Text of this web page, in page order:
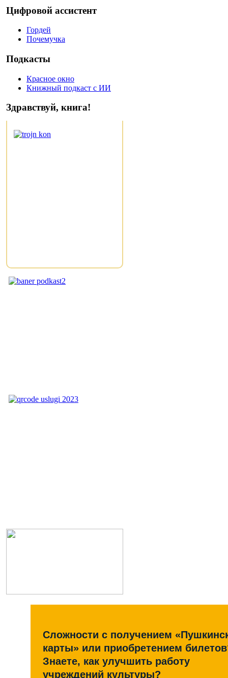
Цифровой ассистент
Гордей
Почемучка
Подкасты
Красное окно
Книжный подкаст с ИИ
Здравствуй, книга!
Сложности с получением
карты» или приобретением
Знаете, как улучшить работу
учреждений культуры?